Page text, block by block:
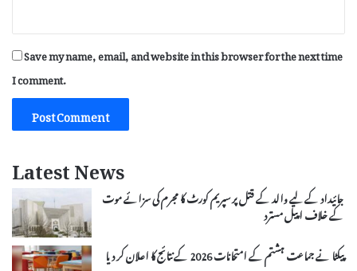
Save my name, email, and website in this browser for the next time
I comment.
Latest News
جائیداد کے لیے والد کے قتل پر سپریم کورٹ کا مجرم کی سزائے موت
کے خلاف اپیل مسترد
پیکٹا نے جماعت ہشتم کے امتحانات 2026 کے نتائج کا اعلان کر دیا